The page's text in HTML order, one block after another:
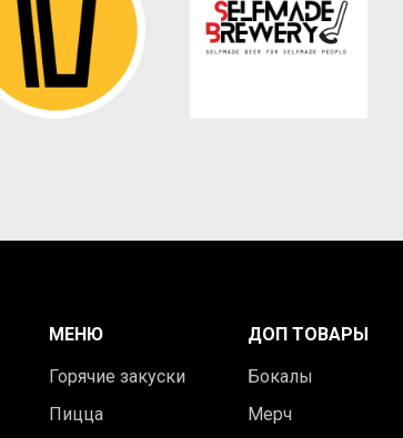
МЕНЮ
Горячие закуски
Пицца
ДОП ТОВАРЫ
Бокалы
Мерч